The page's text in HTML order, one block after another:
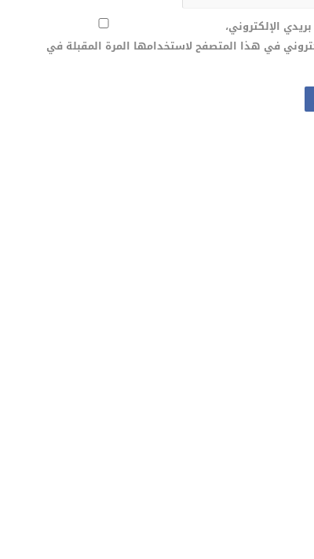
الإلكتروني،
في هذا المتصفح لاستخدامها المرة المقبلة في